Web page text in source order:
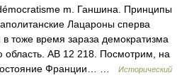
m. Ганшина. Принципы
Лацароны сперва
тоже время зараза демократизма
область. АВ 12 218. Посмотрим, на
Франции… …
Исторический